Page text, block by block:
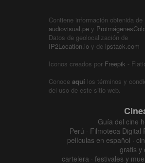
Contiene información obtenida de
audiovisual.pe y
Datos de geolocalización de
IP2Location.io y de ipstack.com
Iconos creados por Freepik -
Conoce aquí los términos y
del uso de este sitio web.
Guía del cine
Perú · Filmoteca Digital
películas en español ·
gratis y
cartelera · festivales y